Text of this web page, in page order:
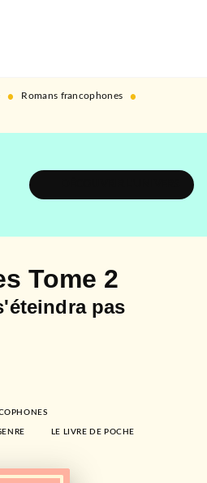
• Romans francophones •
Tome 2
pas
LE LIVRE DE POCHE